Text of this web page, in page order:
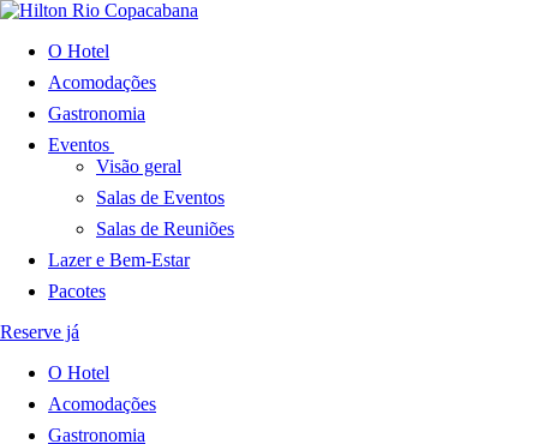
O Hotel
Acomodações
Gastronomia
Eventos
Visão geral
Salas de Eventos
Salas de Reuniões
Lazer e Bem-Estar
Pacotes
Reserve já
O Hotel
Acomodações
Gastronomia